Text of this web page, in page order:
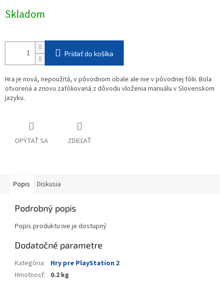
cena:
Skladom
Pridať do košíka
Hra je nová, nepoužitá, v pôvodnom obale ale nie v pôvodnej fólii. Bola
otvorená a znovu zafóliovaná z dôvodu vloženia manuálu v Slovenskom
jazyku.
OPÝTAŤ SA ZDIEĽAŤ
Popis Diskusia
Podrobný popis
Popis produktu nie je dostupný
Dodatočné parametre
Kategória:
Hry pre PlayStation 2
Hmotnosť: 0.2 kg